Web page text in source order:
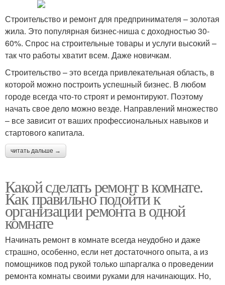
Строительство и ремонт для предпринимателя – золотая
жила. Это популярная бизнес-ниша с доходностью 30-
60%. Спрос на строительные товары и услуги высокий –
так что работы хватит всем. Даже новичкам.
Строительство – это всегда привлекательная область, в
которой можно построить успешный бизнес. В любом
городе всегда что-то строят и ремонтируют. Поэтому
начать свое дело можно везде. Направлений множество
– все зависит от ваших профессиональных навыков и
стартового капитала.
читать дальше →
Какой сделать ремонт в комнате.
Как правильно подойти к
организации ремонта в одной
комнате
Начинать ремонт в комнате всегда неудобно и даже
страшно, особенно, если нет достаточного опыта, а из
помощников под рукой только шпаргалка о проведении
ремонта комнаты своими руками для начинающих. Но,